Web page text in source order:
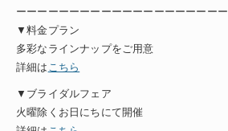
ーーーーーーーーーーーーーーーーーーーー
▼料金プラン
多彩なラインナップをご用意
詳細は こちら
▼ブライダルフェア
火曜除くお日にちにて開催